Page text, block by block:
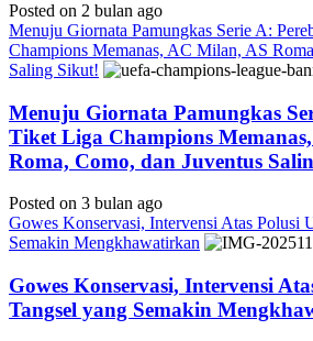
Posted on 2 bulan ago
Menuju Giornata Pamungkas Serie A:
Champions Memanas, AC Milan, AS
Saling Sikut!
Menuju Giornata Pamungkas
Tiket Liga Champions
Roma, Como, dan Juventus
Posted on 3 bulan ago
Gowes Konservasi, Intervensi Atas Polusi
Semakin Mengkhawatirkan
Gowes Konservasi, Intervensi
Tangsel yang Semakin